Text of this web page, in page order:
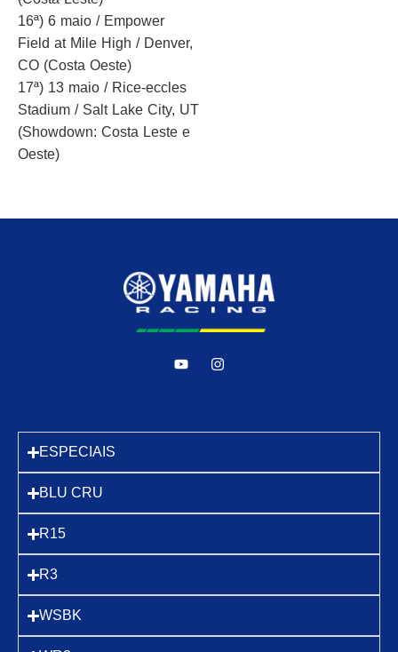
16ª) 6 maio / Empower
Field at Mile High / Denver,
CO (Costa Oeste)
17ª) 13 maio / Rice-eccles
Stadium / Salt Lake City, UT
(Showdown: Costa Leste e
Oeste)
ESPECIAIS
BLU CRU
R15
R3
WSBK